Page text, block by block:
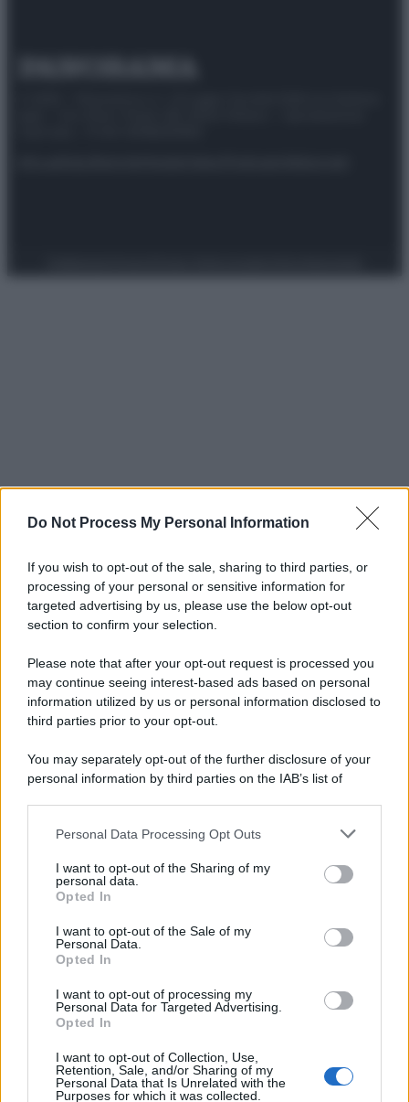
Do Not Process My Personal Information
If you wish to opt-out of the sale, sharing to third parties, or
processing of your personal or sensitive information for
targeted advertising by us, please use the below opt-out
section to confirm your selection.
Please note that after your opt-out request is processed you
may continue seeing interest-based ads based on personal
information utilized by us or personal information disclosed to
third parties prior to your opt-out.
You may separately opt-out of the further disclosure of your
personal information by third parties on the IAB’s list of
This information may also be disclosed by us to third parties
disclose it to other third parties.
Please note that this website/app uses one or more Google
services and may gather and store information including but
not limited to your visit or usage behaviour. You may click to
grant or deny consent to Google and its third-party tags to
consent section.
Personal Data Processing Opt Outs
I want to opt-out of the Sharing of my
personal data.
Opted In
I want to opt-out of the Sale of my
Personal Data.
Opted In
I want to opt-out of processing my
Personal Data for Targeted Advertising.
Opted In
I want to opt-out of Collection, Use,
Retention, Sale, and/or Sharing of my
Personal Data that Is Unrelated with the
Purposes for which it was collected.